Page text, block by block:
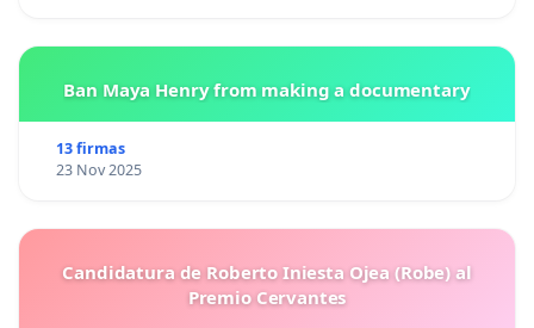
Ban Maya Henry from making a documentary
13 firmas
23 Nov 2025
Candidatura de Roberto Iniesta Ojea (Robe) al
Premio Cervantes